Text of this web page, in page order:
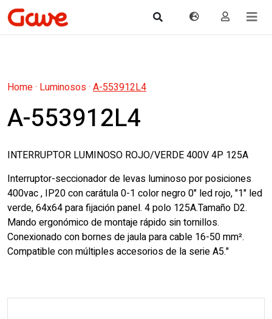
Home· Luminosos· A-553912L4
A-553912L4
INTERRUPTOR LUMINOSO ROJO/VERDE 400V 4P 125A
Interruptor-seccionador de levas luminoso por posiciones
400vac , IP20 con carátula 0-1 color negro 0" led rojo, "1" led
verde, 64x64 para fijación panel. 4 polo 125A.Tamaño D2.
Mando ergonómico de montaje rápido sin tornillos.
Conexionado con bornes de jaula para cable 16-50 mm².
Compatible con múltiples accesorios de la serie A5."